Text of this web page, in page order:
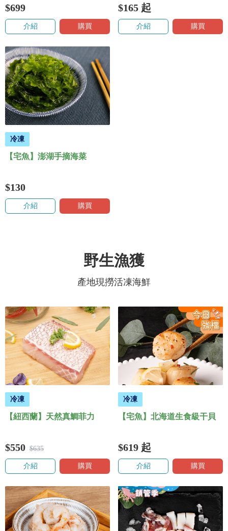
$699
介紹 購買
$165 起
介紹 購買
冷凍
【宅魚】澎湖手摘海菜
$130
介紹 購買
野生漁獲
產地現撈活凍海鮮
冷凍
【紐西蘭】天然真鯛菲力
$550 $635
介紹 購買
冷凍
【宅魚】北海道生食級干貝
$619 起
介紹 購買